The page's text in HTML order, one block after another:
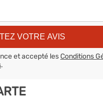
et accepté lesConditions
.